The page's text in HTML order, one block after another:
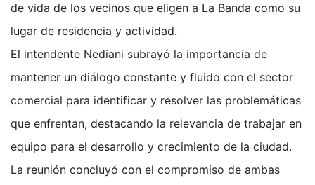
de vida de los vecinos que eligen a La Banda como su
lugar de residencia y actividad.
El intendente Nediani subrayó la importancia de
mantener un diálogo constante y fluido con el sector
comercial para identificar y resolver las problemáticas
que enfrentan, destacando la relevancia de trabajar en
equipo para el desarrollo y crecimiento de la ciudad.
La reunión concluyó con el compromiso de ambas